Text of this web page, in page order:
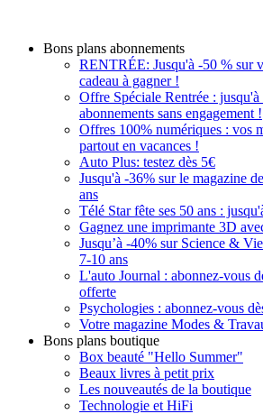
Bons plans abonnements
RENTRÉE: Jusqu'à -50 % sur
cadeau à gagner !
Offre Spéciale Rentrée :
abonnements sans engagement !
Offres 100% numériques : vos
partout en vacances !
Auto Plus: testez dès 5€
Jusqu'à -36% sur le magazine
ans
Télé Star fête ses 50 ans :
Gagnez une imprimante 3D
Jusqu’à -40% sur Science &
7-10 ans
L'auto Journal : abonnez-vous
offerte
Psychologies : abonnez-vous
Votre magazine Modes &
Bons plans boutique
Box beauté "Hello Summer"
Beaux livres à petit prix
Les nouveautés de la boutique
Technologie et HiFi